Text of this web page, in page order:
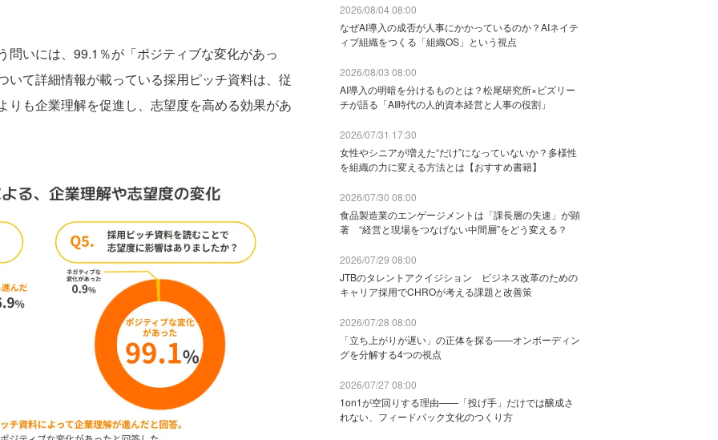
いには、99.1％が「ポジティブな変化があっ
いて詳細情報が載っている採用ピッチ資料は、従
りも企業理解を促進し、志望度を高める効果があ
2026/08/04 08:00
なぜAI導入の成否が人事にかかっているのか？AIネイテ
ィブ組織をつくる「組織OS」という視点
2026/08/03 08:00
AI導入の明暗を分けるものとは？松尾研究所×ビズリー
チが語る「AI時代の人的資本経営と人事の役割」
2026/07/31 17:30
女性やシニアが増えた“だけ”になっていないか？多様性
を組織の力に変える方法とは【おすすめ書籍】
2026/07/30 08:00
食品製造業のエンゲージメントは「課長層の失速」が顕
著 “経営と現場をつなげない中間層”をどう変える？
2026/07/29 08:00
JTBのタレントアクイジション ビジネス改革のための
キャリア採用でCHROが考える課題と改善策
2026/07/28 08:00
「立ち上がりが遅い」の正体を探る——オンボーディン
グを分解する4つの視点
2026/07/27 08:00
1on1が空回りする理由——「投げ手」だけでは醸成さ
れない、フィードバック文化のつくり方